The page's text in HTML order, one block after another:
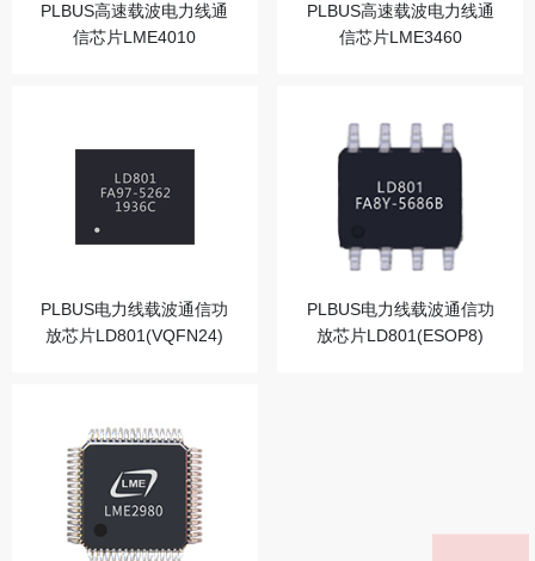
PLBUS高速载波电力线通
信芯片LME4010
PLBUS高速载波电力线通
信芯片LME3460
PLBUS电力线载波通信功
放芯片LD801(VQFN24)
PLBUS电力线载波通信功
放芯片LD801(ESOP8)